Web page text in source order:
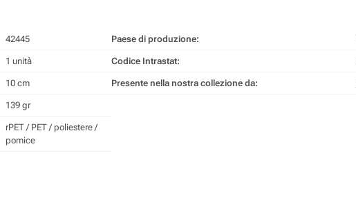
42445
1 unità
10 cm
139 gr
rPET / PET / poliestere /
pomice
Paese di produzione:
Codice Intrastat:
Presente nella nostra collezione da: